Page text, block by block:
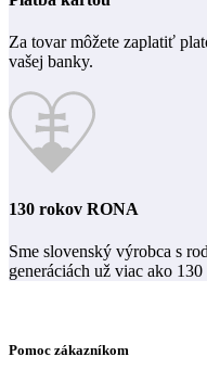
Za tovar môžete zaplatiť
vašej banky.
130 rokov RONA
Sme slovenský výrobca s
generáciách už viac ako
Pomoc zákazníkom